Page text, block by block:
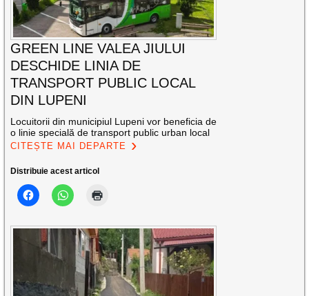
GREEN LINE VALEA JIULUI
DESCHIDE LINIA DE
TRANSPORT PUBLIC LOCAL
DIN LUPENI
Locuitorii din municipiul Lupeni vor beneficia de
o linie specială de transport public urban local
CITEȘTE MAI DEPARTE
Distribuie acest articol